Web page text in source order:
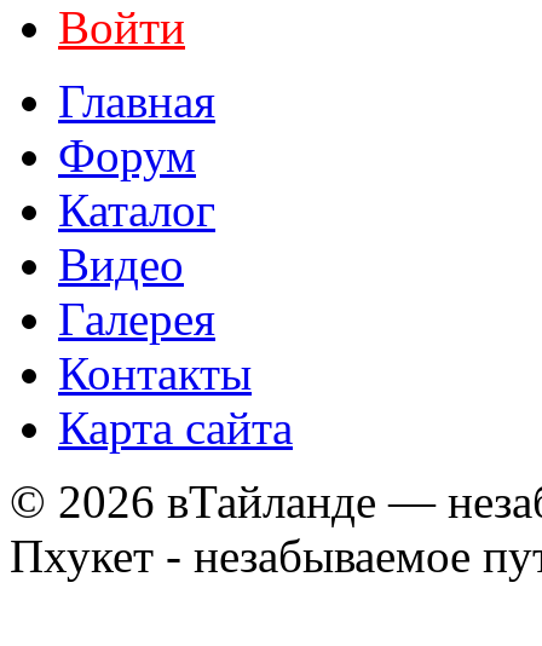
Войти
Главная
Форум
Каталог
Видео
Галерея
Контакты
Карта сайта
© 2026 вТайланде —
Пхукет - незабываемое